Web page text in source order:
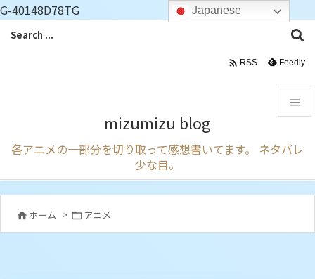
G-40148D78TG
mizumizu blog
各アニメの一部分を切り取って感想書いてます。 ネタバレ
少な目。

メニュ
前へ
 RSS Feedly
 ホーム > アニメ
Japanese